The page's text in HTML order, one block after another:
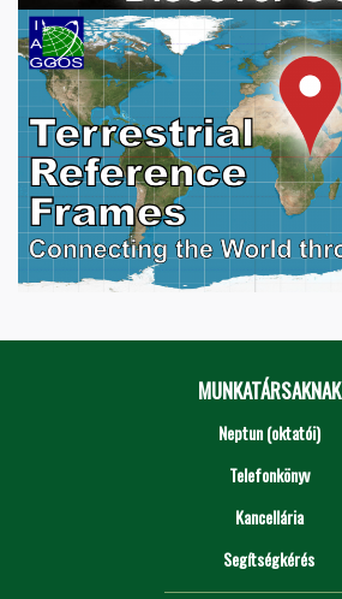
MUNKATÁRSAKNAK
Neptun (oktatói)
Telefonkönyv
Kancellária
Segítségkérés